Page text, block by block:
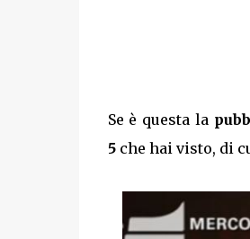
Se è questa la
5che hai visto, di